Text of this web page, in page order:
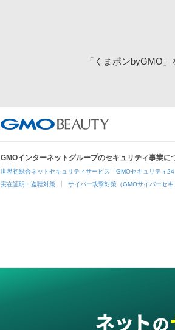
「くまポンbyGMO
GMOインターネットグループのセキュリティ事業に
世界初総合ネットセキュリティサービス「GMOセキュリティ24
実在証明・盗聴対策 サイバー攻撃対策（GMOサイバーセキ